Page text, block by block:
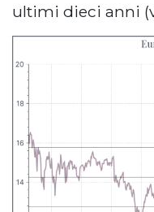
ultimi dieci anni